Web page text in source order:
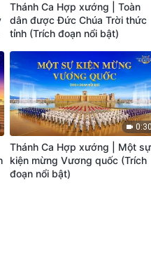
Thánh Ca Hợp xướng | Toàn
dân được Đức Chúa Trời thức
tỉnh (Trích đoạn nổi bật)
0:30
Thánh Ca Hợp xướng | Một sự
kiện mừng Vương quốc (Trích
đoạn nổi bật)